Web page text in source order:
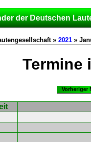
der Deutschen
» 2021 »
Termine
Vorheriger